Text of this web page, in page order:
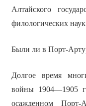
Алтайского
филологических наук
Были ли в Порт-
Долгое время
войны 1904—1905
осажденном